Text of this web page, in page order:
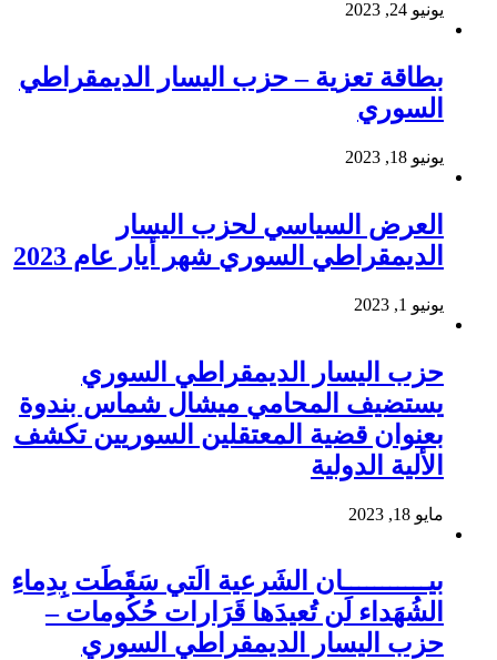
يونيو 24, 2023
بطاقة تعزية – حزب اليسار الديمقراطي
السوري
يونيو 18, 2023
العرض السياسي لحزب اليسار
الديمقراطي السوري شهر أيار عام 2023
يونيو 1, 2023
حزب اليسار الديمقراطي السوري
يستضيف المحامي ميشال شماس بندوة
بعنوان قضية المعتقلين السوريين تكشف
الألية الدولية
مايو 18, 2023
بيـــــــــــان الشَرعية الَتي سَقَطَت بِدِماءِ
الشُهَداء لَن تُعيدَها قَرَارات حُكُومات –
حزب اليسار الديمقراطي السوري